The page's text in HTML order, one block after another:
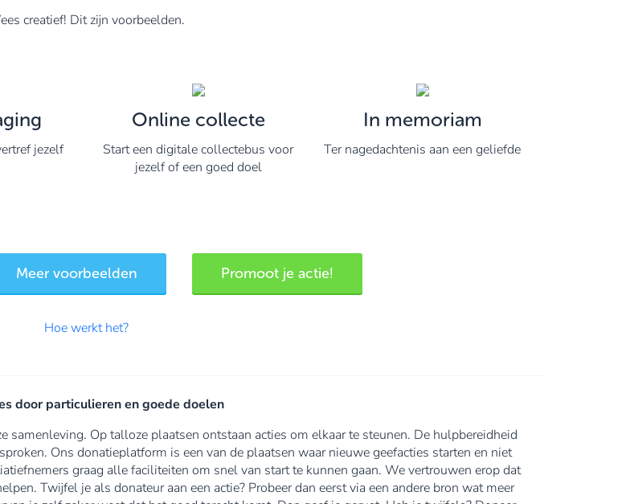
creatief! Dit zijn voorbeelden.
jezelf
Online collecte
Start een digitale collectebus voor
jezelf of een goed doel
In memoriam
Ter nagedachtenis aan een geliefde
Meer voorbeelden Promoot je actie!
Hoe werkt het?
door particulieren en goede doelen
Op talloze plaatsen ontstaan acties om elkaar te steunen. De hulpbereidheid
Ons donatieplatform is een van de plaatsen waar nieuwe geefacties starten en niet
graag alle faciliteiten om snel van start te kunnen gaan. We vertrouwen erop dat
Twijfel je als donateur aan een actie? Probeer dan eerst via een andere bron wat meer